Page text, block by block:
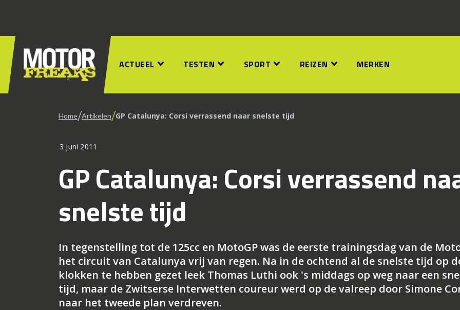
ACTUEEL TESTEN SPORT REIZEN MERKEN
Home/Artikelen/GP Catalunya: Corsi verrassend naar snelste tijd
3 juni 2011
GP Catalunya: Corsi verrassend
snelste tijd
In tegenstelling tot de 125cc en MotoGP was de eerste trainingsdag van de
het circuit van Catalunya vrij van regen. Na in de ochtend al de snelste tijd op
klokken te hebben gezet leek Thomas Luthi ook 's middags op weg naar een
tijd, maar de Zwitserse Interwetten coureur werd op de valreep door Simone
naar het tweede plan verdreven.